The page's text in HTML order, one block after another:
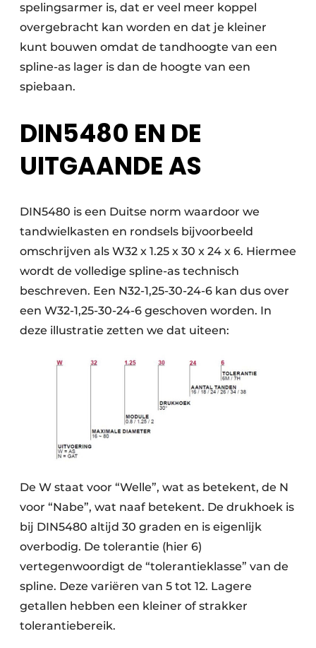
spelingsarmer is, dat er veel meer koppel
overgebracht kan worden en dat je kleiner
kunt bouwen omdat de tandhoogte van een
spline-as lager is dan de hoogte van een
spiebaan.
DIN5480 EN DE
UITGAANDE AS
DIN5480 is een Duitse norm waardoor we
tandwielkasten en rondsels bijvoorbeeld
omschrijven als W32 x 1.25 x 30 x 24 x 6. Hiermee
wordt de volledige spline-as technisch
beschreven. Een N32-1,25-30-24-6 kan dus over
een W32-1,25-30-24-6 geschoven worden. In
deze illustratie zetten we dat uiteen:
De W staat voor “Welle”, wat as betekent, de N
voor “Nabe”, wat naaf betekent. De drukhoek is
bij DIN5480 altijd 30 graden en is eigenlijk
overbodig. De tolerantie (hier 6)
vertegenwoordigt de “tolerantieklasse” van de
spline. Deze variëren van 5 tot 12. Lagere
getallen hebben een kleiner of strakker
tolerantiebereik.